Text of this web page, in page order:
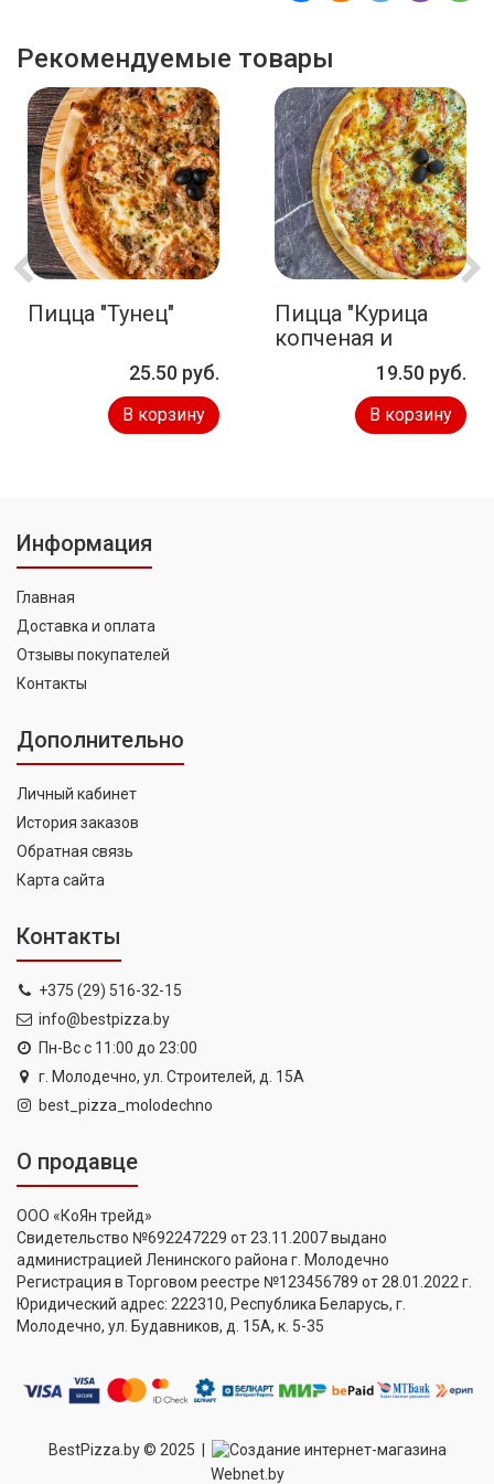
Рекомендуемые товары
Пицца "Тунец"
25.50 руб.
В корзину
Пицца "Курица
копченая и
19.50 руб.
В корзину
Информация
Главная
Доставка и оплата
Отзывы покупателей
Контакты
Дополнительно
Личный кабинет
История заказов
Обратная связь
Карта сайта
Контакты
+375 (29) 516-32-15
info@bestpizza.by
Пн-Вс с 11:00 до 23:00
г. Молодечно, ул. Строителей, д. 15А
best_pizza_molodechno
О продавце
ООО «КоЯн трейд»
Свидетельство №692247229 от 23.11.2007 выдано
администрацией Ленинского района г. Молодечно
Регистрация в Торговом реестре №123456789 от 28.01.2022 г.
Юридический адрес: 222310, Республика Беларусь, г.
Молодечно, ул. Будавников, д. 15А, к. 5-35
BestPizza.by © 2025 |
Создание интернет-магазина
Webnet.by